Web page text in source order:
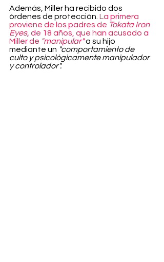
Además, Miller ha recibido dos
órdenes de protección. La primera
proviene de los padres de Tokata Iron
Eyes, de 18 años, que han acusado a
Miller de "manipular" a su hijo
mediante un "comportamiento de
culto y psicológicamente manipulador
y controlador".